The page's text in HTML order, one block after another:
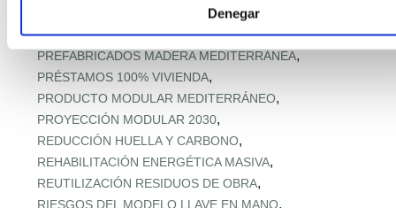
Denegar
PREFABRICADAS PREMIUM MEDITERRÁNEAS
PREFABRICADO HORMIGÓN RESIDENCIAL,
PREFABRICADOS MADERA MEDITERRÁNEA,
PRÉSTAMOS 100% VIVIENDA,
PRODUCTO MODULAR MEDITERRÁNEO,
PROYECCIÓN MODULAR 2030,
REDUCCIÓN HUELLA Y CARBONO,
REHABILITACIÓN ENERGÉTICA MASIVA,
REUTILIZACIÓN RESIDUOS DE OBRA,
RIESGOS DEL MODELO LLAVE EN MANO,